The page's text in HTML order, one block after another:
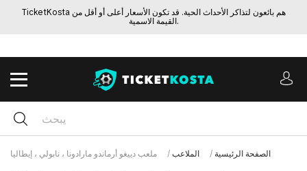
TicketKosta هم بائعون لتذاكر الأحداث الحية. قد تكون الأسعار أعلى أو أقل من
القيمة الاسمية.
الصفحة الرئيسية الملاعب ملعب دييغو أرماندو مارادونا ، نابولي ، إيطاليا